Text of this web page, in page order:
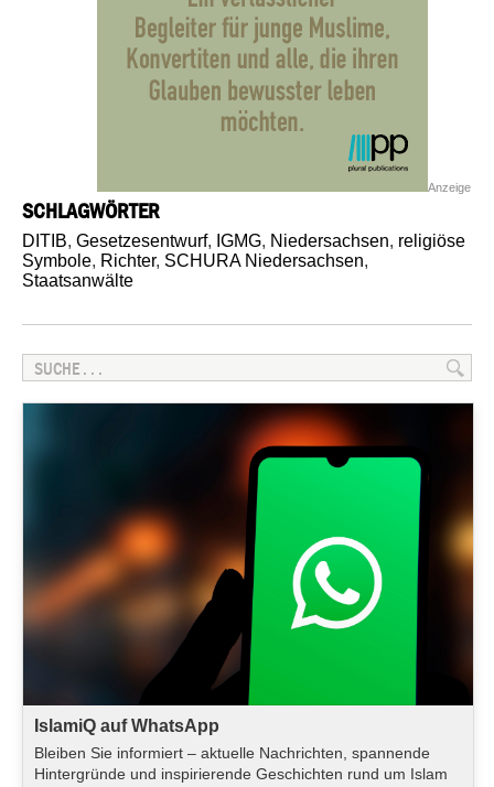
Anzeige
SCHLAGWÖRTER
DITIB, Gesetzesentwurf, IGMG, Niedersachsen, religiöse
Symbole, Richter, SCHURA Niedersachsen,
Staatsanwälte
IslamiQ auf WhatsApp
Bleiben Sie informiert – aktuelle Nachrichten, spannende
Hintergründe und inspirierende Geschichten rund um Islam